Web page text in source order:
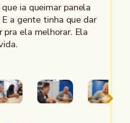
ia queimar panela
a gente tinha que dar
pra ela melhorar. Ela